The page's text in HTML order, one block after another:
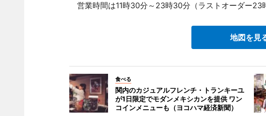
営業時間は11時30分～23時30分（ラストオーダー23
地図を見
食べる
関内のカジュアルフレンチ・トランキーユ
が1日限定でモダンメキシカンを提供 ワン
コインメニューも（ヨコハマ経済新聞）